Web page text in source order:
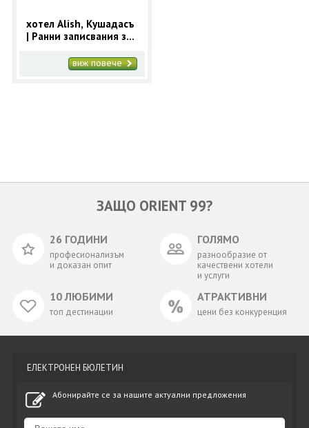
0700 144 34
хотел Alish, Кушадасъ
| Ранни записвания за
виж повече
ЗАЩО ORIENT 99?
26 ГОДИНИ
професионализъм
и доказан опит
ГОЛЯМО
разнообразие от
качествени хотели
и услуги
10 ЛЮБИМИ
топ дестинации
АТРАКТИВНИ
цени без конкуренция
ЕЛЕКТРОНЕН БЮЛЕТИН
Абонирайте се за нашите актуални предложения